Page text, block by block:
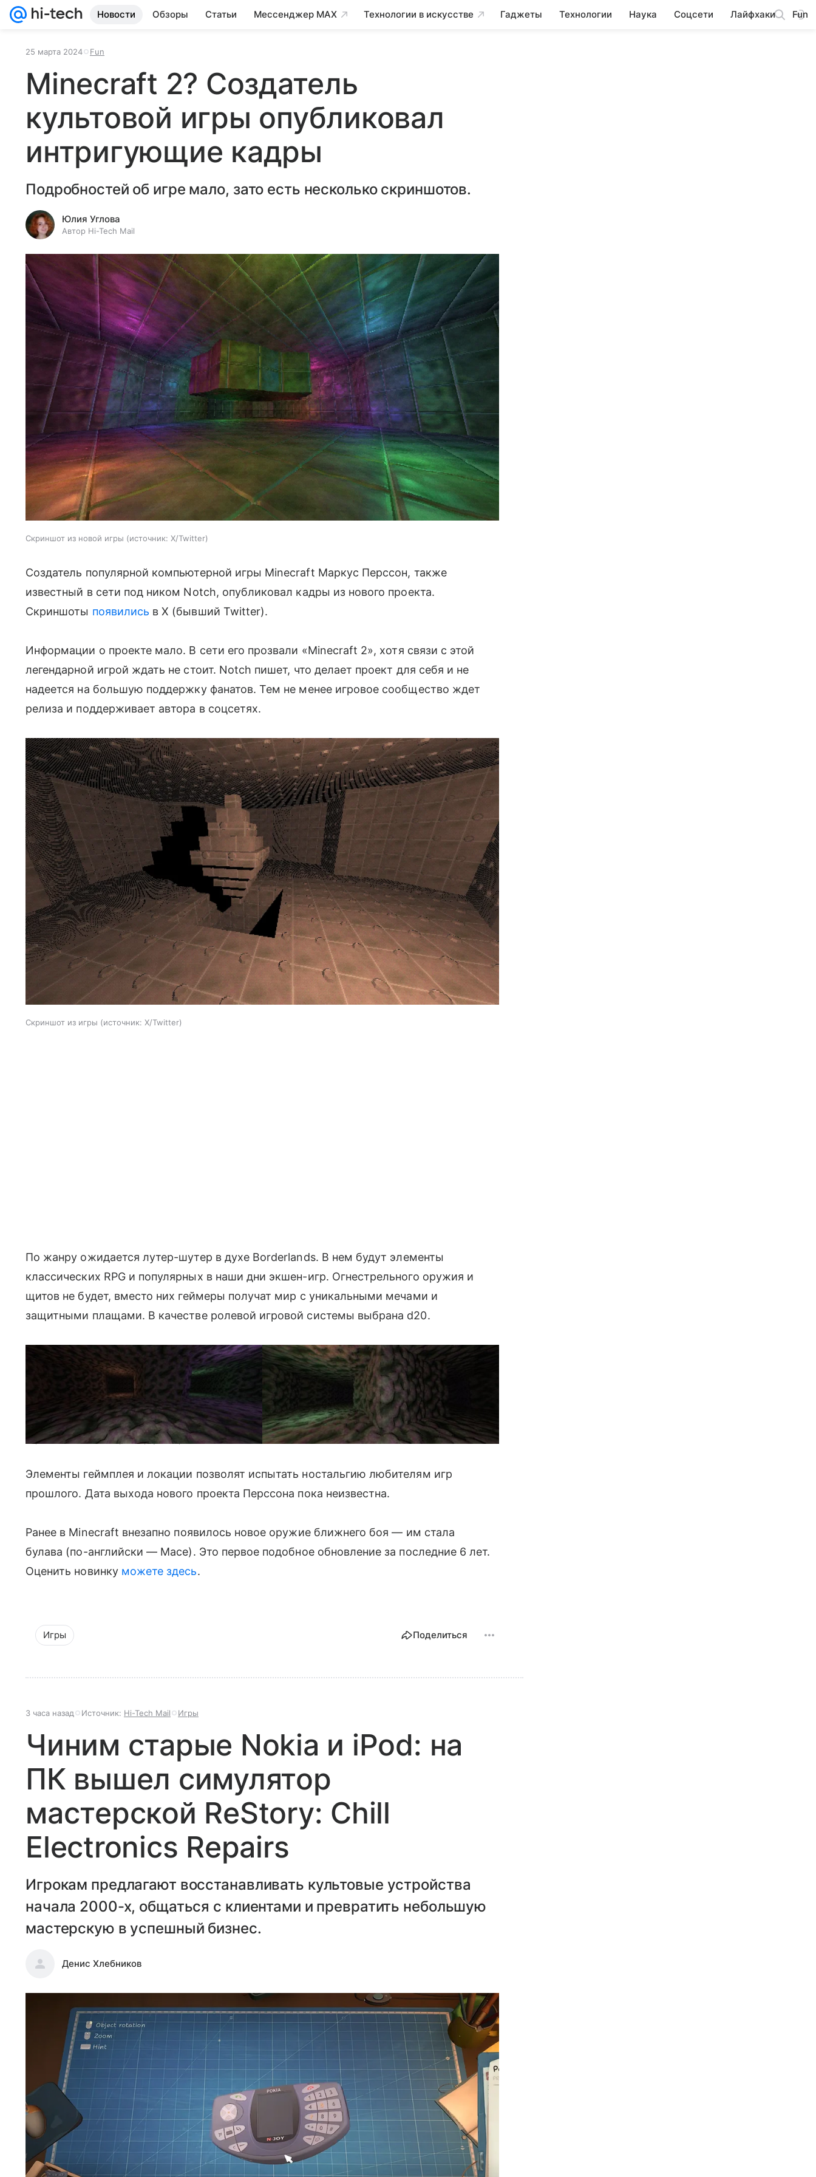
Новости Обзоры Статьи Мессенджер MAX Технологии в искусстве Гаджеты Технологии Наука Соцсети Лайфхаки Fun
25 марта 2024 Fun
Minecraft 2? Создатель
культовой игры опубликовал
интригующие кадры
Подробностей об игре мало, зато есть несколько скриншотов.
Юлия Углова
Автор Hi-Tech Mail
Скриншот из новой игры источник: X/Twitter
Создатель популярной компьютерной игры Minecraft Маркус Перссон, также
известный в сети под ником Notch, опубликовал кадры из нового проекта.
Скриншоты появились в X (бывший Twitter).
Информации о проекте мало. В сети его прозвали «Minecraft 2», хотя связи с этой
легендарной игрой ждать не стоит. Notch пишет, что делает проект для себя и не
надеется на большую поддержку фанатов. Тем не менее игровое сообщество ждет
релиза и поддерживает автора в соцсетях.
Скриншот из игры источник: X/Twitter
По жанру ожидается лутер-шутер в духе Borderlands. В нем будут элементы
классических RPG и популярных в наши дни экшен-игр. Огнестрельного оружия и
щитов не будет, вместо них геймеры получат мир с уникальными мечами и
защитными плащами. В качестве ролевой игровой системы выбрана d20.
Скриншоты из новой игры Маркуса Перссона. Фото: X/Twitter
Элементы геймплея и локации позволят испытать ностальгию любителям игр
прошлого. Дата выхода нового проекта Перссона пока неизвестна.
Ранее в Minecraft внезапно появилось новое оружие ближнего боя — им стала
булава (по-английски — Mace). Это первое подобное обновление за последние 6 лет.
Оценить новинку можете здесь.
Игры Поделиться
3 часа назад Источник: Hi-Tech Mail Игры
Чиним старые Nokia и iPod: на
ПК вышел симулятор
мастерской ReStory: Chill
Electronics Repairs
Игрокам предлагают восстанавливать культовые устройства
начала 2000-х, общаться с клиентами и превратить небольшую
мастерскую в успешный бизнес.
Денис Хлебников